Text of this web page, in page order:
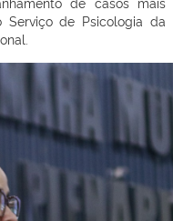
de Psicologia da